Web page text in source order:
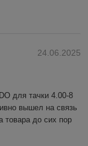
24.06.2025
для тачки 4.00-8
вышел на связь
товара до сих пор